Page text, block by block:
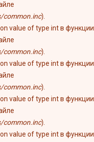
common.inc).
value of type int в функции
common.inc).
value of type int в функции
common.inc).
value of type int в функции
common.inc).
value of type int в функции